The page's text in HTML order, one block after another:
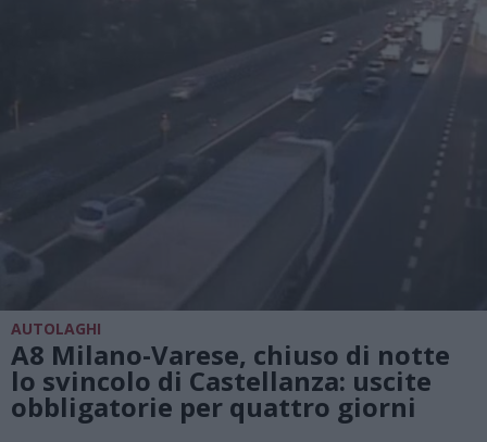
AUTOLAGHI
A8 Milano-Varese, chiuso di notte
lo svincolo di Castellanza: uscite
obbligatorie per quattro giorni